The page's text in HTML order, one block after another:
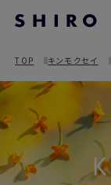
TOP キンモクセイ